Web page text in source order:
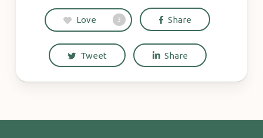
Love 3 Share
Tweet Share